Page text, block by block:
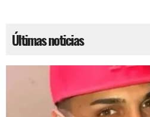
Últimas noticias